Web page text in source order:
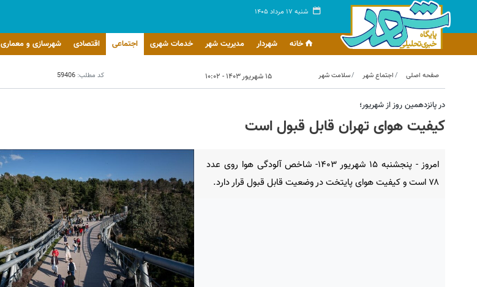
شنبه ۱۷ مرداد ۱۴۰۵
خانه شهردار مدیریت شهر خدمات شهری اجتماعی اقتصادی شهرسازی و معماری
صفحه اصلی اجتماع شهر سلامت شهر ۱۵ شهریور ۱۴۰۳ - ۱۰:۰۲ کد مطلب: 59406
در پانزدهمین روز از شهریور؛
کیفیت هوای تهران قابل قبول است
امروز - پنجشنبه ۱۵ شهریور ۱۴۰۳- شاخص آلودگی هوا روی عدد
۷۸ است و کیفیت هوای پایتخت در وضعیت قابل قبول قرار دارد.